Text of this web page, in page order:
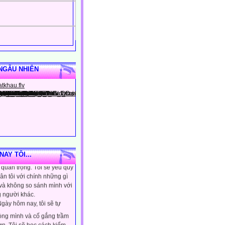
NHIÊN
TÔI...
là người đặc biệt, một
trọng. Tôi sẽ yêu quý
tôi với chính những gì
không so sánh mình với
người khác.
hôm nay, tôi sẽ tự
mình và cố gắng trầm
Tôi sẽ học cách kiểm